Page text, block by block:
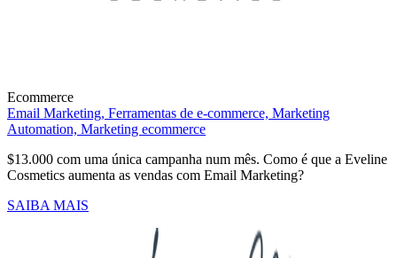
Ecommerce
Email Marketing, Ferramentas de e-commerce, Marketing
Automation, Marketing ecommerce
$13.000 com uma única campanha num mês. Como é que a Eveline
Cosmetics aumenta as vendas com Email Marketing?
SAIBA MAIS